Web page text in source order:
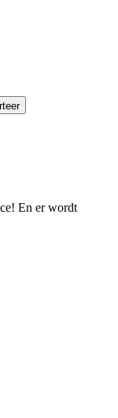
En er wordt